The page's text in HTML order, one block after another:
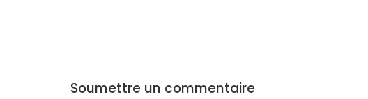
Soumettre un commentaire